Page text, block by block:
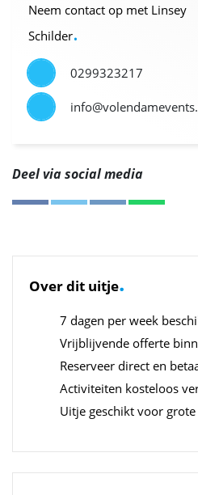
Neem contact op met Linsey
Schilder.
0299323217
Deel via social media
Over dit uitje.
7 dagen per week
Vrijblijvende offerte
Reserveer direct en
Activiteiten kosteloos
Uitje geschikt voor